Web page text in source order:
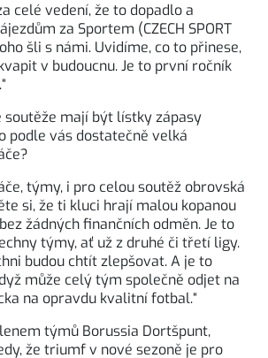
celé vedení, že to dopadlo a
za Sportem (CZECH SPORT
šli s námi. Uvidíme, co to přinese,
v budoucnu. Je to první ročník
soutěže mají být lístky zápasy
podle vás dostatečně velká
týmy, i pro celou soutěž obrovská
si, že ti kluci hrají malou kopanou
žádných finančních odměn. Je to
týmy, ať už z druhé či třetí ligy.
budou chtít zlepšovat. A je to
může celý tým společně odjet na
na opravdu kvalitní fotbal.“
týmů Borussia Dortšpunt,
že triumf v nové sezoně je pro